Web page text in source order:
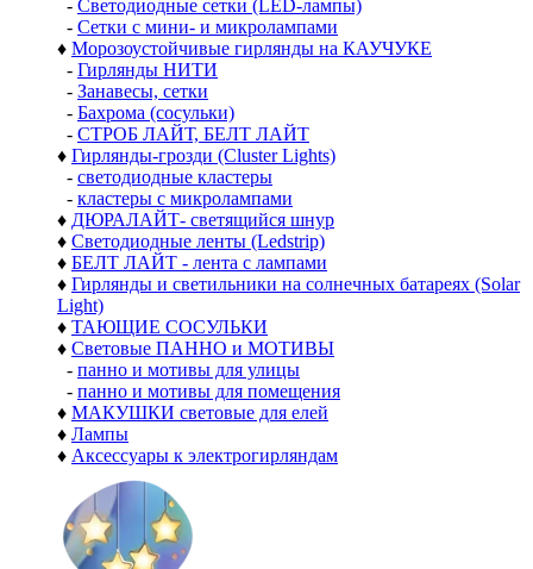
- Светодиодные сетки (LED-лампы)
- Сетки с мини- и микролампами
♦ Морозоустойчивые гирлянды на КАУЧУКЕ
- Гирлянды НИТИ
- Занавесы, сетки
- Бахрома (сосульки)
- СТРОБ ЛАЙТ, БЕЛТ ЛАЙТ
♦ Гирлянды-грозди (Cluster Lights)
- светодиодные кластеры
- кластеры с микролампами
♦ ДЮРАЛАЙТ- светящийся шнур
♦ Светодиодные ленты (Ledstrip)
♦ БЕЛТ ЛАЙТ - лента с лампами
♦ Гирлянды и светильники на солнечных батареях (Solar
Light)
♦ ТАЮЩИЕ СОСУЛЬКИ
♦ Световые ПАННО и МОТИВЫ
- панно и мотивы для улицы
- панно и мотивы для помещения
♦ МАКУШКИ световые для елей
♦ Лампы
♦ Аксессуары к электрогирляндам